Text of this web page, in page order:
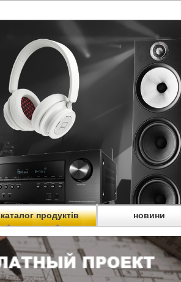
каталог продуктів новини